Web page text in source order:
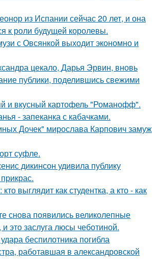
из Испании сейчас 20 лет, и она
к роли будущей королевы.
с Овсянкой выходит экономно и
цекало, Дарья Эрвин, вновь
публики, поделившись свежими
и вкусный картофель "Романофф".
- запеканка с кабачками.
Дочек" мирослава Карпович замуж
суфле.
дикинсон удивила публику
выглядит как студентка, а кто - как
снова появились великолепные
это заслуга люсы чеботиной.
беспилотника погибла
работавшая в александровской